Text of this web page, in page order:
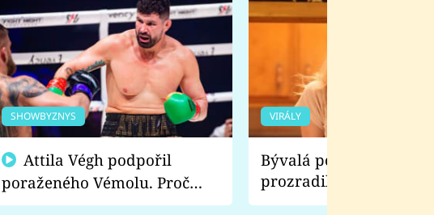
SHOWBYZNYS
poraženého Vémolu. Proč
chce raději zápasit s ním než
VIRÁLY
Bývalá pornoherečka
prozradila, co ji
natáčení Euforie.